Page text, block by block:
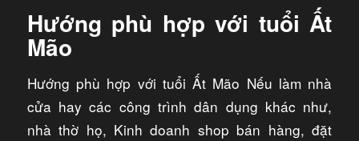
Hướng phù hợp với tuổi Ất
Mão
Hướng phù hợp với tuổi Ất Mão Nếu làm nhà
cửa hay các công trình dân dụng khác như,
nhà thờ họ, Kinh doanh shop bán hàng, đặt